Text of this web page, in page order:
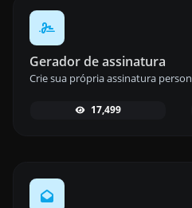
Gerador de assinatura
17,499